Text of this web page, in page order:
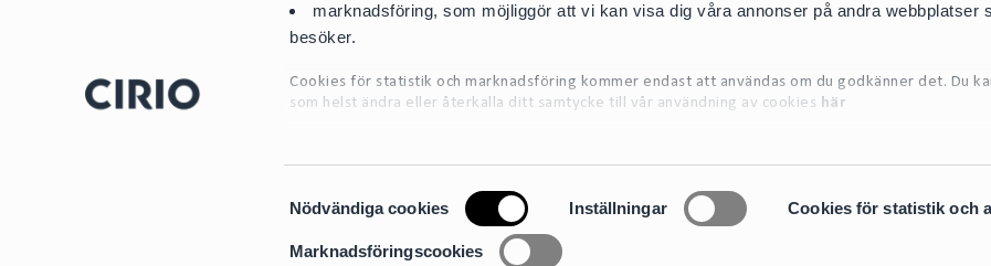
marknadsföring, som möjliggör att vi kan visa dig våra annonser på andra webbplatser
besöker.
Cookies för statistik och marknadsföring kommer endast att användas om du godkänner det. Du
som helst ändra eller återkalla ditt samtycke till vår användning av cookies här
a
m
Nödvändiga cookies Inställningar Cookies för statistik och
Marknadsföringscookies
SE-